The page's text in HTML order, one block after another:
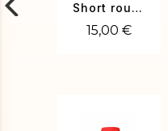
Short rouge
15,00 €